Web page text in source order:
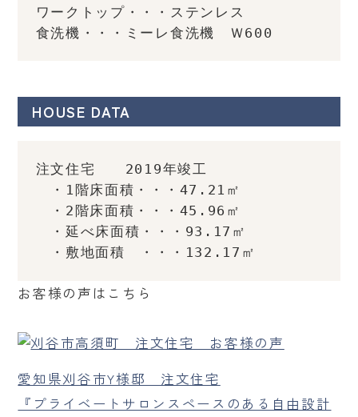
ワークトップ・・・ステンレス
食洗機・・・ミーレ食洗機　Ｗ600
HOUSE DATA
注文住宅　　2019年竣工
・1階床面積・・・47.21㎡
・2階床面積・・・45.96㎡
・延べ床面積・・・93.17㎡
・敷地面積　・・・132.17㎡
お客様の声はこちら
愛知県刈谷市Y様邸 注文住宅
『プライベートサロンスペースのある自由設計